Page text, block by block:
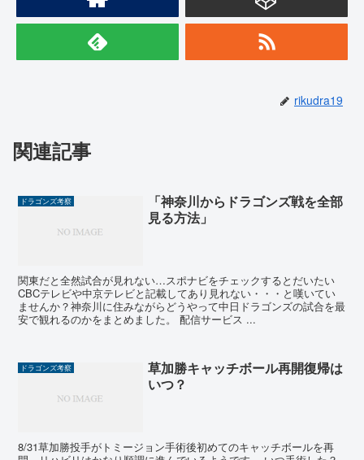
rikudra19
関連記事
ドラゴンズ考察
「神奈川からドラゴンズ戦を全部
見る方法」
関東だと全然試合が見れない…スポナビをチェックするとだいたい
CBCテレビや中京テレビと記載してあり見れない・・・と嘆いてい
ませんか？神奈川に住みながらどうやって中日ドラゴンズの試合を最
安で観れるのかをまとめました。 配信サービス ...
ドラゴンズ考察
草加勝キャッチボール再開復帰は
いつ？
8/31草加勝投手がトミージョン手術後初めてのキャッチボールを再